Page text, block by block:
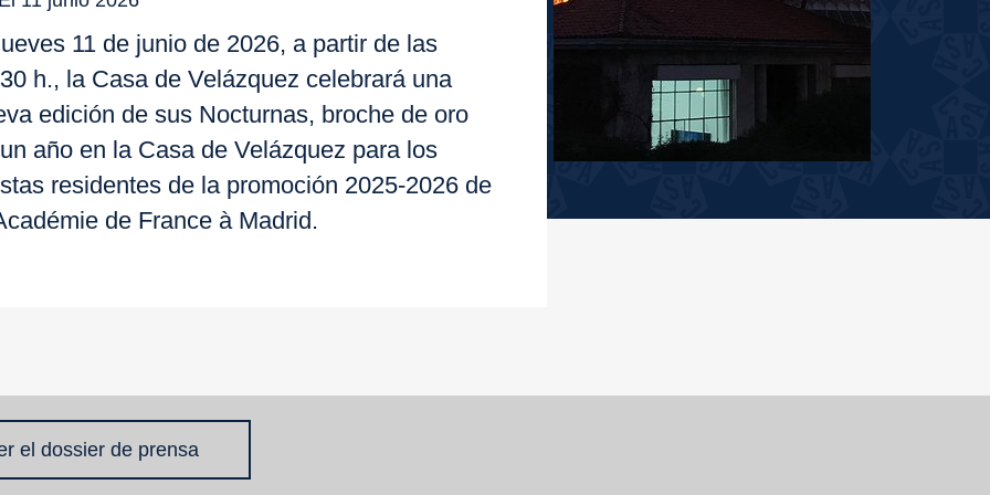
11 de junio de 2026, a partir de las
h., la Casa de Velázquez celebrará una
edición de sus Nocturnas, broche de oro
año en la Casa de Velázquez para los
residentes de la promoción 2025-2026 de
de France à Madrid.
el dossier de prensa